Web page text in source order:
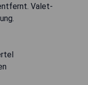
Valet-